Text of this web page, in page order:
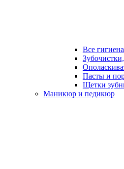
Все
Пасты и
Щетки
Маникюр и педикюр